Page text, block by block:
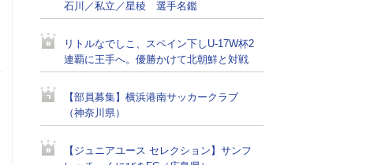
石川／私立／星稜 選手名鑑
リトルなでしこ、スペイン下しU-17W杯2
連覇に王手へ。優勝かけて北朝鮮と対戦
【部員募集】横浜港南サッカークラブ
（神奈川県）
【ジュニアユース セレクション】サンフ